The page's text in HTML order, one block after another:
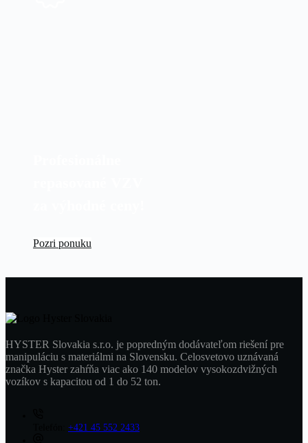
Pozri ponuku
HYSTER Slovakia s.r.o. je popredným dodávateľom riešení pre
manipuláciu s materiálmi na Slovensku. Celosvetovo uznávaná
značka Hyster zahŕňa viac ako 140 modelov vysokozdvižných
vozíkov s kapacitou od 1 do 52 ton.
+421 45 552 2433